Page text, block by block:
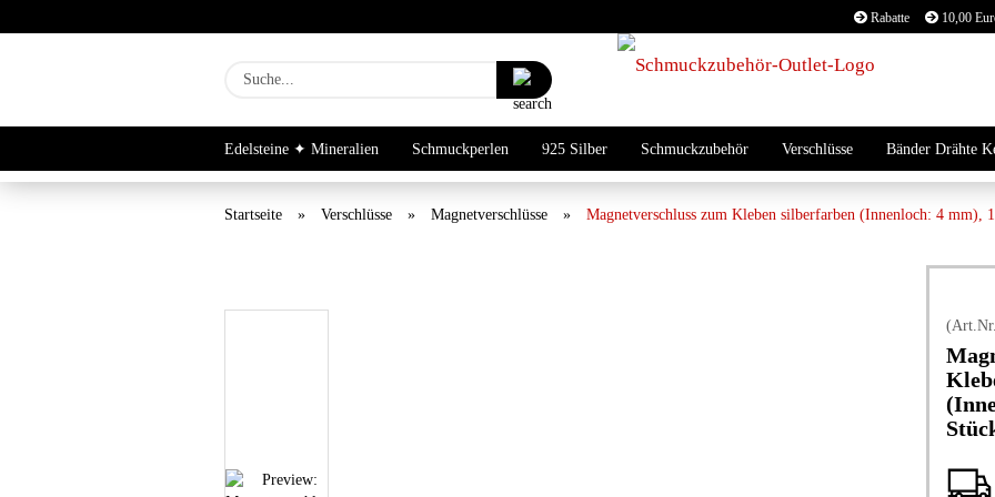
Rabatte 10,00
Suche...
Edelsteine ✦ Mineralien Schmuckperlen 925 Silber Schmuckzubehör Verschlüsse Bänder Drähte
Startseite
» Verschlüsse » Magnetverschlüsse » Magnetverschluss zum Kleben silberfarben (Innenloch: 4 mm),